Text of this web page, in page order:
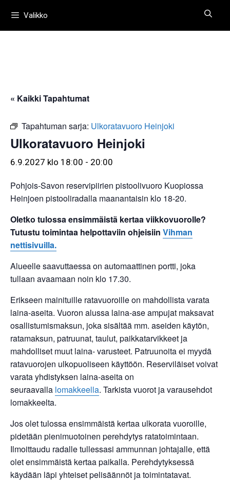
sisältöönValikko
« Kaikki Tapahtumat
Tapahtuman sarja: Ulkoratavuoro Heinjoki
Ulkoratavuoro Heinjoki
6.9.2027 klo 18:00 - 20:00
Pohjois-Savon reservipiirien pistoolivuoro Kuopiossa
Heinjoen pistooliradalla maanantaisin klo 18-20.
Oletko tulossa ensimmäistä kertaa viikkovuorolle?
Tutustu toimintaa helpottaviin ohjeisiin Vihman
nettisivuilla.
Alueelle saavuttaessa on automaattinen portti, joka
tullaan avaamaan noin klo 17.30.
Erikseen mainituille ratavuoroille on mahdollista varata
laina-aseita. Vuoron alussa laina-ase ampujat maksavat
osallistumismaksun, joka sisältää mm. aseiden käytön,
ratamaksun, patruunat, taulut, paikkatarvikkeet ja
mahdolliset muut laina- varusteet. Patruunoita ei myydä
ratavuorojen ulkopuoliseen käyttöön. Reserviläiset voivat
varata yhdistyksen laina-aseita on
seuraavalla lomakkeella. Tarkista vuorot ja varausehdot
lomakkeelta.
Jos olet tulossa ensimmäistä kertaa ulkorata vuoroille,
pidetään pienimuotoinen perehdytys ratatoimintaan.
Ilmoittaudu radalle tullessasi ammunnan johtajalle, että
olet ensimmäistä kertaa paikalla. Perehdytyksessä
käydään läpi yhteiset pelisäännöt ja toimintatavat.